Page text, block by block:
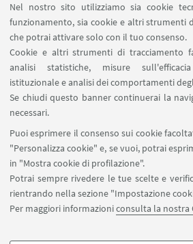
Nel nostro sito utilizziamo sia cookie
funzionamento, sia cookie e altri strumenti
che potrai attivare solo con il tuo consenso.
Cookie e altri strumenti di tracciamento
analisi statistiche, misure
istituzionale e analisi dei comportamenti
Se chiudi questo banner continuerai la
necessari.
Puoi esprimere il consenso sui cookie
"Personalizza cookie" e, se vuoi, potrai
in "Mostra cookie di profilazione".
Potrai sempre rivedere le tue scelte e
rientrando nella sezione "Impostazione
Per maggiori informazioniconsulta la nostra
Dismissione
Segnala un evento
SEGUI IL
SEGUI UNIBO SU:
APP: